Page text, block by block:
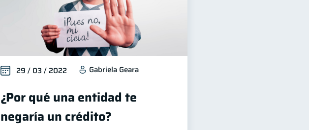
29 / 03 / 2022 Gabriela Geara
¿Por qué una entidad te
negaría un crédito?